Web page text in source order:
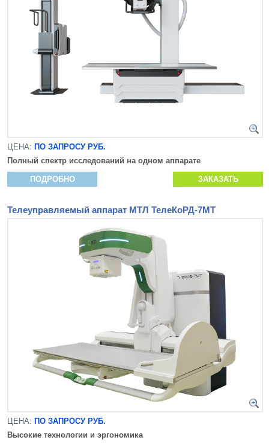
ЦЕНА: ПО ЗАПРОСУ РУБ.
Полный спектр исследований на одном аппарате
ПОДРОБНО ЗАКАЗАТЬ
Телеуправляемый аппарат МТЛ ТелеКоРД-7МТ
ЦЕНА: ПО ЗАПРОСУ РУБ.
Высокие технологии и эргономика